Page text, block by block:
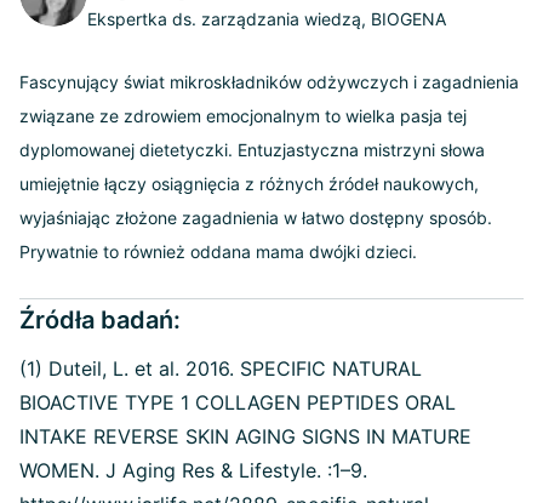
Ekspertka ds. zarządzania wiedzą, BIOGENA
Fascynujący świat mikroskładników odżywczych i zagadnienia
związane ze zdrowiem emocjonalnym to wielka pasja tej
dyplomowanej dietetyczki. Entuzjastyczna mistrzyni słowa
umiejętnie łączy osiągnięcia z różnych źródeł naukowych,
wyjaśniając złożone zagadnienia w łatwo dostępny sposób.
Prywatnie to również oddana mama dwójki dzieci.
Źródła badań:
(1) Duteil, L. et al. 2016. SPECIFIC NATURAL
BIOACTIVE TYPE 1 COLLAGEN PEPTIDES ORAL
INTAKE REVERSE SKIN AGING SIGNS IN MATURE
WOMEN. J Aging Res & Lifestyle. :1–9.